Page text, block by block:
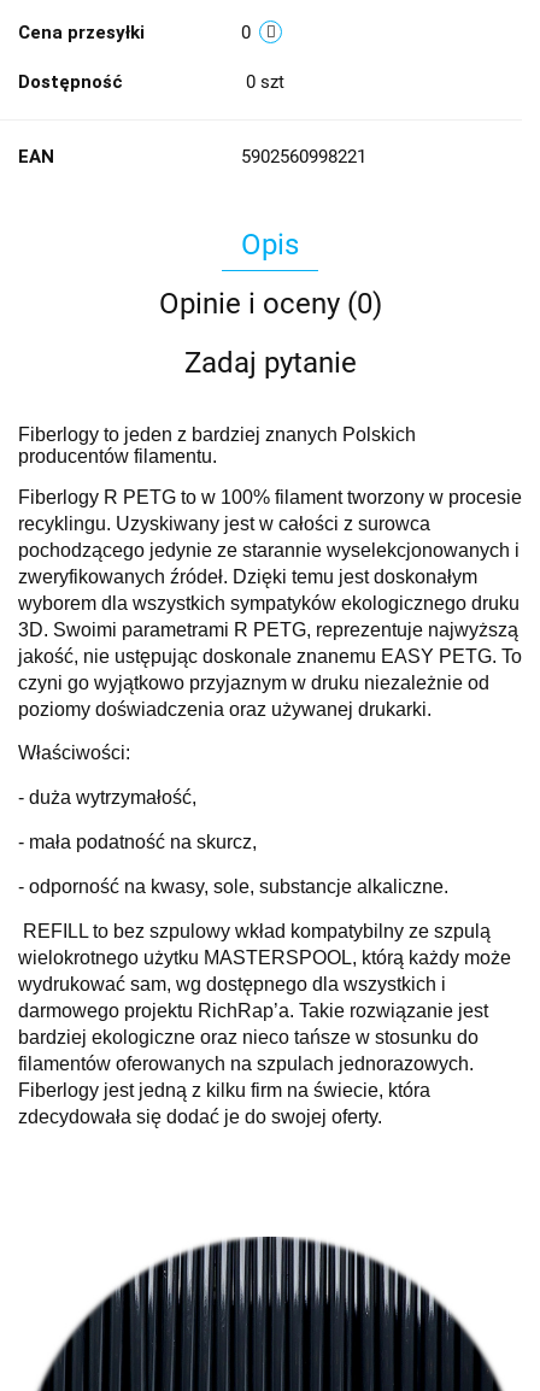
Cena przesyłki 0
Dostępność 0 szt
EAN 5902560998221
Opis
Opinie i oceny (0)
Zadaj pytanie
Fiberlogy to jeden z bardziej znanych Polskich
producentów filamentu.
Fiberlogy R PETG to w 100% filament tworzony w procesie
recyklingu. Uzyskiwany jest w całości z surowca
pochodzącego jedynie ze starannie wyselekcjonowanych i
zweryfikowanych źródeł. Dzięki temu jest doskonałym
wyborem dla wszystkich sympatyków ekologicznego druku
3D. Swoimi parametrami R PETG, reprezentuje najwyższą
jakość, nie ustępując doskonale znanemu EASY PETG. To
czyni go wyjątkowo przyjaznym w druku niezależnie od
poziomy doświadczenia oraz używanej drukarki.
Właściwości:
- duża wytrzymałość,
- mała podatność na skurcz,
- odporność na kwasy, sole, substancje alkaliczne.
REFILL to bez szpulowy wkład kompatybilny ze szpulą
wielokrotnego użytku MASTERSPOOL, którą każdy może
wydrukować sam, wg dostępnego dla wszystkich i
darmowego projektu RichRap’a. Takie rozwiązanie jest
bardziej ekologiczne oraz nieco tańsze w stosunku do
filamentów oferowanych na szpulach jednorazowych.
Fiberlogy jest jedną z kilku firm na świecie, która
zdecydowała się dodać je do swojej oferty.